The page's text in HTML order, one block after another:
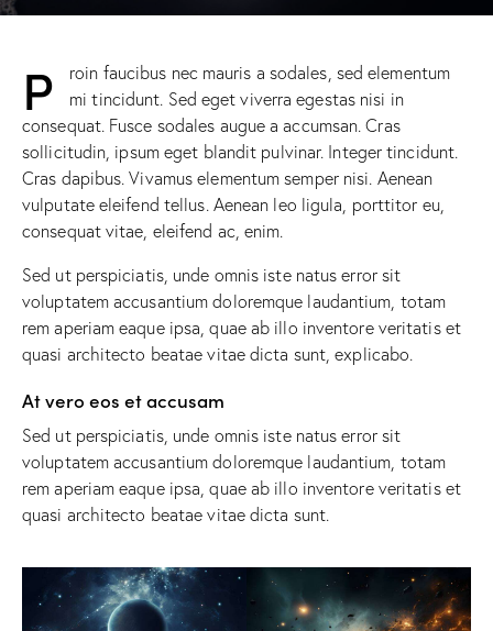
P
roin faucibus nec mauris a sodales, sed elementum
mi tincidunt. Sed eget viverra egestas nisi in
consequat. Fusce sodales augue a accumsan. Cras
sollicitudin, ipsum eget blandit pulvinar. Integer tincidunt.
Cras dapibus. Vivamus elementum semper nisi. Aenean
vulputate eleifend tellus. Aenean leo ligula, porttitor eu,
consequat vitae, eleifend ac, enim.
Sed ut perspiciatis, unde omnis iste natus error sit
voluptatem accusantium doloremque laudantium, totam
rem aperiam eaque ipsa, quae ab illo inventore veritatis et
quasi architecto beatae vitae dicta sunt, explicabo.
At vero eos et accusam
Sed ut perspiciatis, unde omnis iste natus error sit
voluptatem accusantium doloremque laudantium, totam
rem aperiam eaque ipsa, quae ab illo inventore veritatis et
quasi architecto beatae vitae dicta sunt.